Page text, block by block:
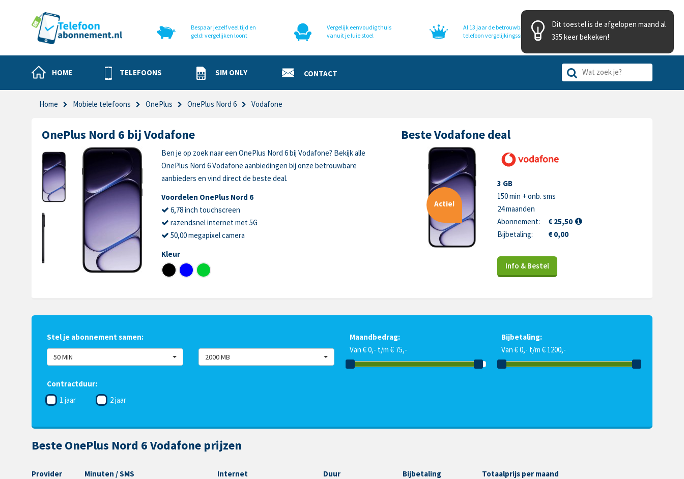
Bespaar jezelf veel tijd en
geld: vergelijken loont
Vergelijk eenvoudig thuis
vanuit je luie stoel
Al 13 jaar de betrouwbare
telefoon vergelijkingssite
HOME TELEFOONS SIM ONLY CONTACT
Home Mobiele telefoons OnePlus OnePlus Nord 6 Vodafone
OnePlus Nord 6 bij Vodafone
Ben je op zoek naar een OnePlus Nord 6 bij Vodafone? Bekijk alle
OnePlus Nord 6 Vodafone aanbiedingen bij onze betrouwbare
aanbieders en vind direct de beste deal.
Voordelen OnePlus Nord 6
6,78 inch touchscreen
razendsnel internet met 5G
50,00 megapixel camera
Kleur
Beste Vodafone deal
Actie!
3 GB
150 min + onb. sms
24 maanden
Abonnement:
€ 25,50
Bijbetaling:
€ 0,00
Info & Bestel
Stel je abonnement samen:
50 MIN 2000 MB
Maandbedrag:
Van € 0,- t/m € 75,-
Bijbetaling:
Van € 0,- t/m € 1200,-
Contractduur:
1 jaar
2 jaar
Beste OnePlus Nord 6 Vodafone prijzen
Provider Minuten / SMS Internet Duur Bijbetaling Totaalprijs per maand
Dit toestel is de afgelopen maand al
355 keer bekeken!